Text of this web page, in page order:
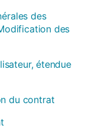
des
des
étendue
du contrat